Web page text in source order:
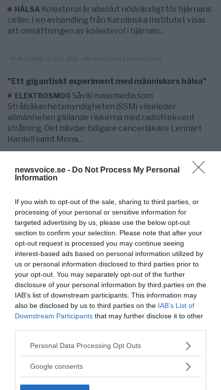
newsvoice.se - Do Not Process My Personal
Information
If you wish to opt-out of the sale, sharing to third parties, or
processing of your personal or sensitive information for
targeted advertising by us, please use the below opt-out
section to confirm your selection. Please note that after your
opt-out request is processed you may continue seeing
interest-based ads based on personal information utilized by
us or personal information disclosed to third parties prior to
your opt-out. You may separately opt-out of the further
disclosure of your personal information by third parties on the
IAB’s list of downstream participants. This information may
also be disclosed by us to third parties on the IAB’s List of
Downstream Participants that may further disclose it to other
Please note that this website/app uses one or more Google
not limited to your visit or usage behaviour. You may click to
use your data for below specified purposes in below Google
Personal Data Processing Opt Outs
Google consents
HÄLSA Kolesterol är absolut nödvändigt för hjärnans
celler. I en avhandling från Karolinska Institutet visas
att omsättningen av kolesterol i hjärnan...
PUBLICERAD 11 JULI 2025 - AV TORBJÖRN SASSERSSON
”Ett gigantiskt experiment med människors hälsa”
ELEKTROSMOG Såväl massmedia som
Strålsäkerhetsmyndigheten (SSM) vilseleder
allmänheten gällande riskerna med radiofrekvent
strålning. Det hävdar tidigare cancerläkare Lennart
Hardell samt Mona...
PUBLICERAD 9 JUNI 2015 - AV K. REPORTER
orsak till massdöd
KLIMAT MILJÖ NATUREn ny vetenskaplig
undersökning har funnit att den omfattande bidöden
kan vara orsakad av aluminiumutsläpp, en tungmetall
som är kopplad...
PUBLICERAD 24 OKTOBER 2016 - AV TORBJÖRN SASSERSSON
Professor Lennart Minthon vet inget om gurkmeja –
Behöver lära sig googla
HÄLSASVT sände den 23 oktober det "avslöjande"
reportaget: "Hälsobutiker bryter mot lagen", som visar
PUBLICERAD 13 APRIL 2020